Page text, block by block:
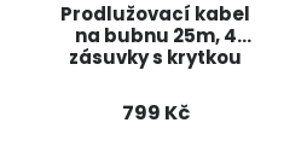
Prodlužovací kabel
na bubnu 25m, 4
zásuvky s krytkou
799 Kč